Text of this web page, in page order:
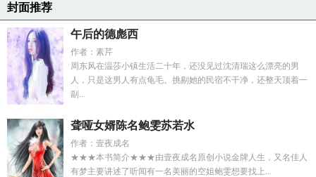
封面推荐
午后的德彪西
作者：素芹
周东风在温莎小镇生活二十年，还没见过沈清瑞这么漂亮的男
人，只是这男人有点龟毛。挑剔她的民宿不干净，还整天顶着一
副...
聋哑女婿陈名鲍雯苏若水
作者：壹夜成名
★★★本书简介★★★由壹夜成名原创小说金牌人生，又名佳人
有梦主要讲述了听闻有一名美丽的空姐鲍雯想要找上...